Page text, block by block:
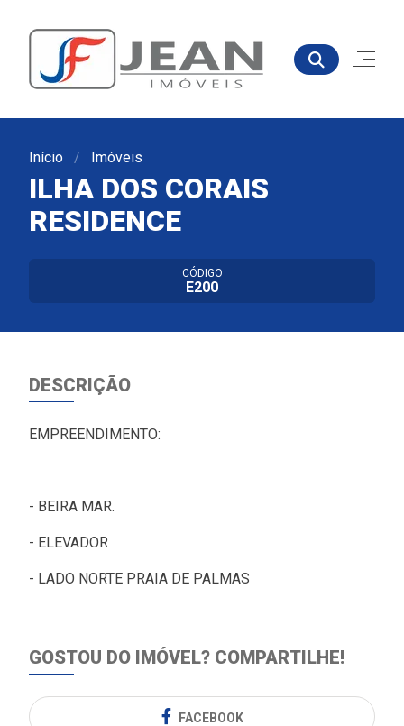
Início Imóveis
ILHA DOS CORAIS
RESIDENCE
CÓDIGO
E200
DESCRIÇÃO
EMPREENDIMENTO:
- BEIRA MAR.
- ELEVADOR
- LADO NORTE PRAIA DE PALMAS
GOSTOU DO IMÓVEL? COMPARTILHE!
FACEBOOK